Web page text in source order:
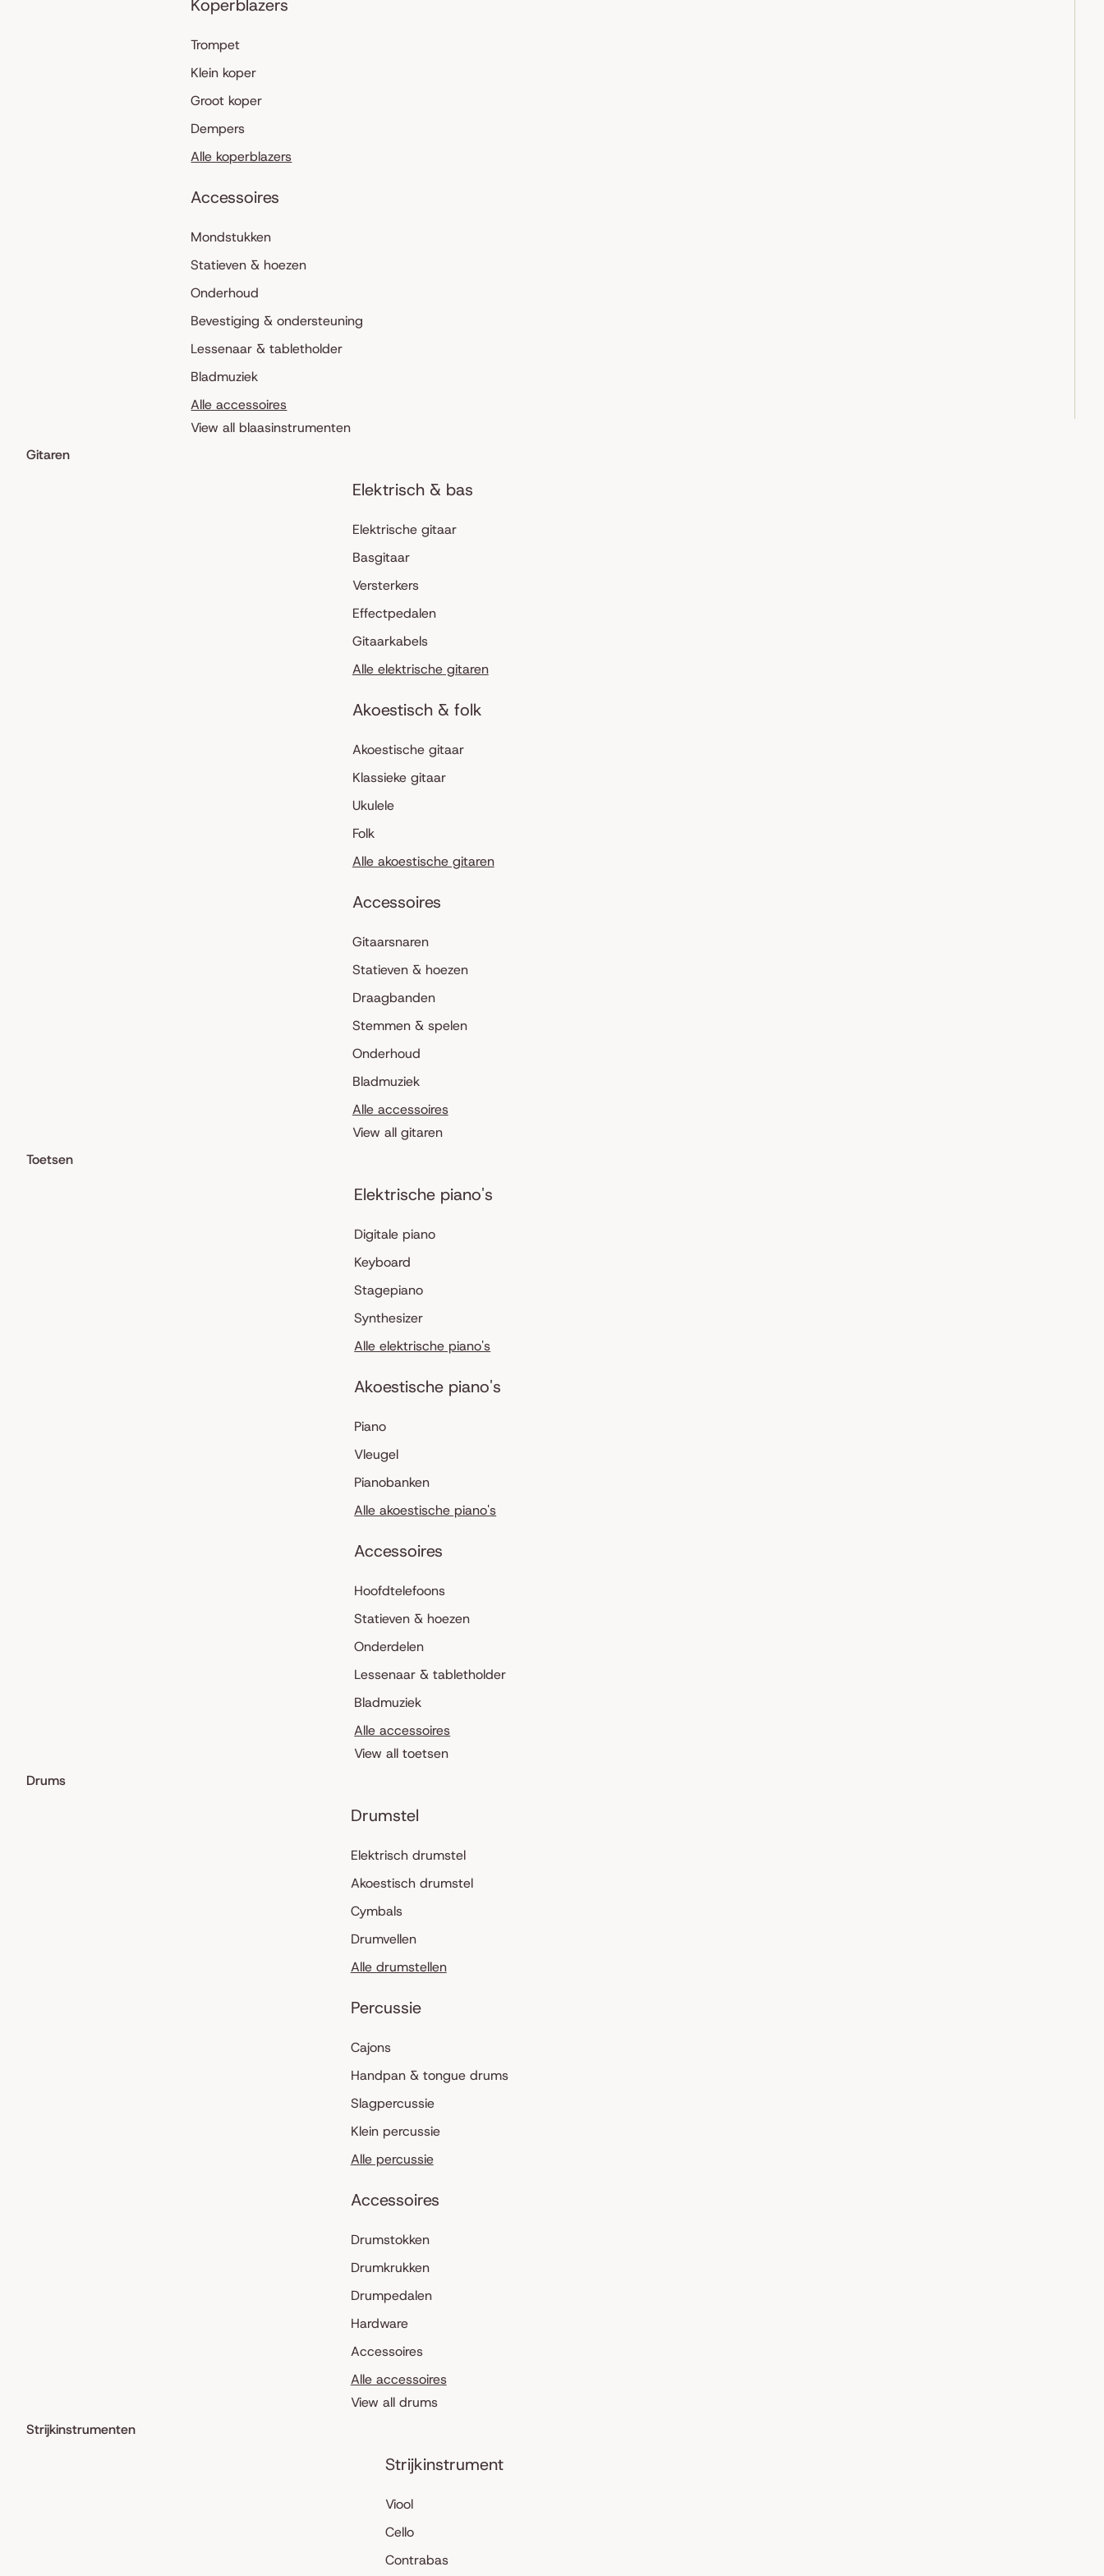
Koperblazers
Trompet
Klein koper
Groot koper
Dempers
Alle koperblazers
Accessoires
Mondstukken
Statieven & hoezen
Onderhoud
Bevestiging & ondersteuning
Lessenaar & tabletholder
Bladmuziek
Alle accessoires
View all blaasinstrumenten
Gitaren
Elektrisch & bas
Elektrische gitaar
Basgitaar
Versterkers
Effectpedalen
Gitaarkabels
Alle elektrische gitaren
Akoestisch & folk
Akoestische gitaar
Klassieke gitaar
Ukulele
Folk
Alle akoestische gitaren
Accessoires
Gitaarsnaren
Statieven & hoezen
Draagbanden
Stemmen & spelen
Onderhoud
Bladmuziek
Alle accessoires
View all gitaren
Toetsen
Elektrische piano's
Digitale piano
Keyboard
Stagepiano
Synthesizer
Alle elektrische piano's
Akoestische piano's
Piano
Vleugel
Pianobanken
Alle akoestische piano's
Accessoires
Hoofdtelefoons
Statieven & hoezen
Onderdelen
Lessenaar & tabletholder
Bladmuziek
Alle accessoires
View all toetsen
Drums
Drumstel
Elektrisch drumstel
Akoestisch drumstel
Cymbals
Drumvellen
Alle drumstellen
Percussie
Cajons
Handpan & tongue drums
Slagpercussie
Klein percussie
Alle percussie
Accessoires
Drumstokken
Drumkrukken
Drumpedalen
Hardware
Accessoires
Alle accessoires
View all drums
Strijkinstrumenten
Strijkinstrument
Viool
Cello
Contrabas